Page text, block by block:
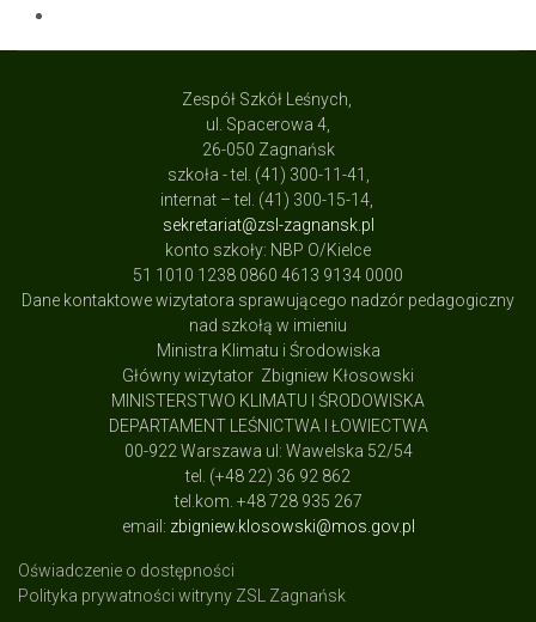
Zespół Szkół Leśnych,
ul. Spacerowa 4,
26-050 Zagnańsk
szkoła - tel. (41) 300-11-41,
internat – tel. (41) 300-15-14,
sekretariat@zsl-zagnansk.pl
konto szkoły: NBP O/Kielce
51 1010 1238 0860 4613 9134 0000
Dane kontaktowe wizytatora sprawującego nadzór pedagogiczny
nad szkołą w imieniu
Ministra Klimatu i Środowiska
Główny wizytator Zbigniew Kłosowski
MINISTERSTWO KLIMATU I ŚRODOWISKA
DEPARTAMENT LEŚNICTWA I ŁOWIECTWA
00-922 Warszawa ul: Wawelska 52/54
tel. (+48 22) 36 92 862
tel.kom. +48 728 935 267
email: zbigniew.klosowski@mos.gov.pl
Oświadczenie o dostępności
Polityka prywatności witryny ZSL Zagnańsk